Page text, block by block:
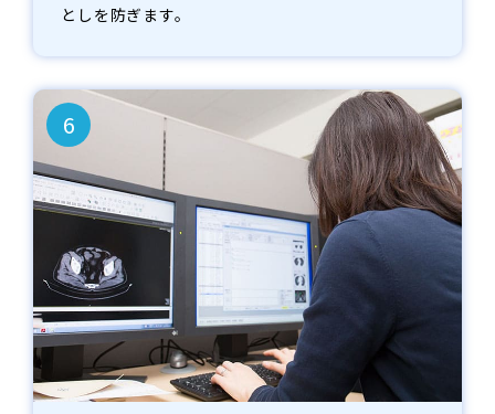
としを防ぎます。
6